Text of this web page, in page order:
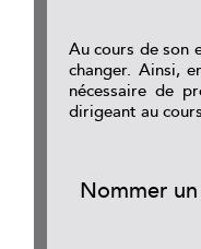
Au cours de son
changer. Ainsi,
nécessaire de
dirigeant au
Nommer